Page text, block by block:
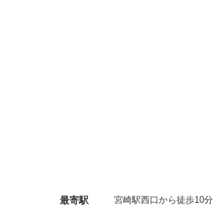
最寄駅 宮崎駅西口から徒歩10分